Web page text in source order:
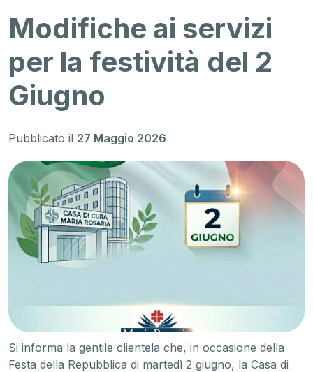
Modifiche ai servizi
per la festività del 2
Giugno
Pubblicato il 27 Maggio 2026
Si informa la gentile clientela che, in occasione della
Festa della Repubblica di martedì 2 giugno, la Casa di